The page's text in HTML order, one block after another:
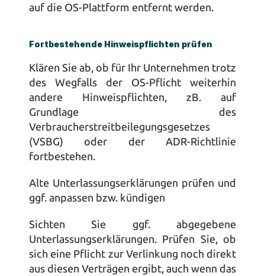
auf die OS-Plattform entfernt werden.
Fortbestehende Hinweispflichten prüfen
Klären Sie ab, ob für Ihr Unternehmen trotz
des Wegfalls der OS-Pflicht weiterhin
andere Hinweispflichten, zB. auf
Grundlage des
Verbraucherstreitbeilegungsgesetzes
(VSBG) oder der ADR-Richtlinie
fortbestehen.
Alte Unterlassungserklärungen prüfen und
ggf. anpassen bzw. kündigen
Sichten Sie ggf. abgegebene
Unterlassungserklärungen. Prüfen Sie, ob
sich eine Pflicht zur Verlinkung noch direkt
aus diesen Verträgen ergibt, auch wenn das